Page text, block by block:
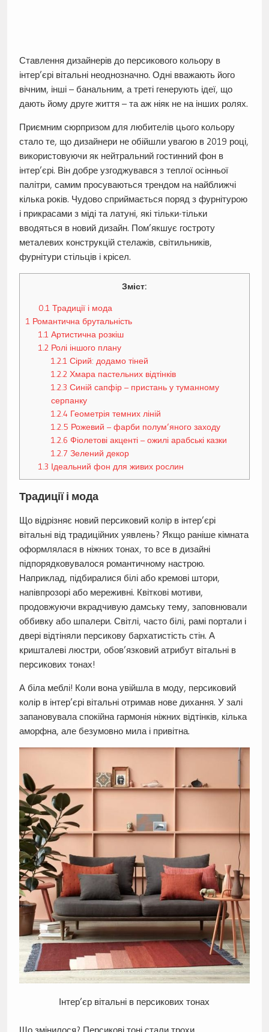
Ставлення дизайнерів до персикового кольору в
інтер’єрі вітальні неоднозначно. Одні вважають його
вічним, інші – банальним, а треті генерують ідеї, що
дають йому друге життя – та аж ніяк не на інших ролях.
Приємним сюрпризом для любителів цього кольору
стало те, що дизайнери не обійшли увагою в 2019 році,
використовуючи як нейтральний гостинний фон в
інтер’єрі. Він добре узгоджувався з теплої осінньої
палітри, самим просуваються трендом на найближчі
кілька років. Чудово сприймається поряд з фурнітурою
і прикрасами з міді та латуні, які тільки-тільки
вводяться в новий дизайн. Пом’якшує гостроту
металевих конструкцій стелажів, світильників,
фурнітури стільців і крісел.
Зміст:
0.1 Традиції і мода
1 Романтична брутальність
1.1 Артистична розкіш
1.2 Ролі іншого плану
1.2.1 Сірий: додамо тіней
1.2.2 Хмара пастельних відтінків
1.2.3 Синій сапфір – пристань у туманному
серпанку
1.2.4 Геометрія темних ліній
1.2.5 Рожевий – фарби полум’яного заходу
1.2.6 Фіолетові акценті – ожилі арабські казки
1.2.7 Зелений декор
1.3 Ідеальний фон для живих рослин
Традиції і мода
Що відрізняє новий персиковий колір в інтер’єрі
вітальні від традиційних уявлень? Якщо раніше кімната
оформлялася в ніжних тонах, то все в дизайні
підпорядковувалося романтичному настрою.
Наприклад, підбиралися білі або кремові штори,
напівпрозорі або мереживні. Квіткові мотиви,
продовжуючи вкрадчивую дамську тему, заповнювали
оббивку або шпалери. Світлі, часто білі, рамі портали і
двері відтіняли персикову бархатистість стін. А
кришталеві люстри, обов’язковий атрибут вітальні в
персикових тонах!
А біла меблі! Коли вона увійшла в моду, персиковий
колір в інтер’єрі вітальні отримав нове дихання. У залі
запановувала спокійна гармонія ніжних відтінків, кілька
аморфна, але безумовно мила і привітна.
Інтер’єр вітальні в персикових тонах